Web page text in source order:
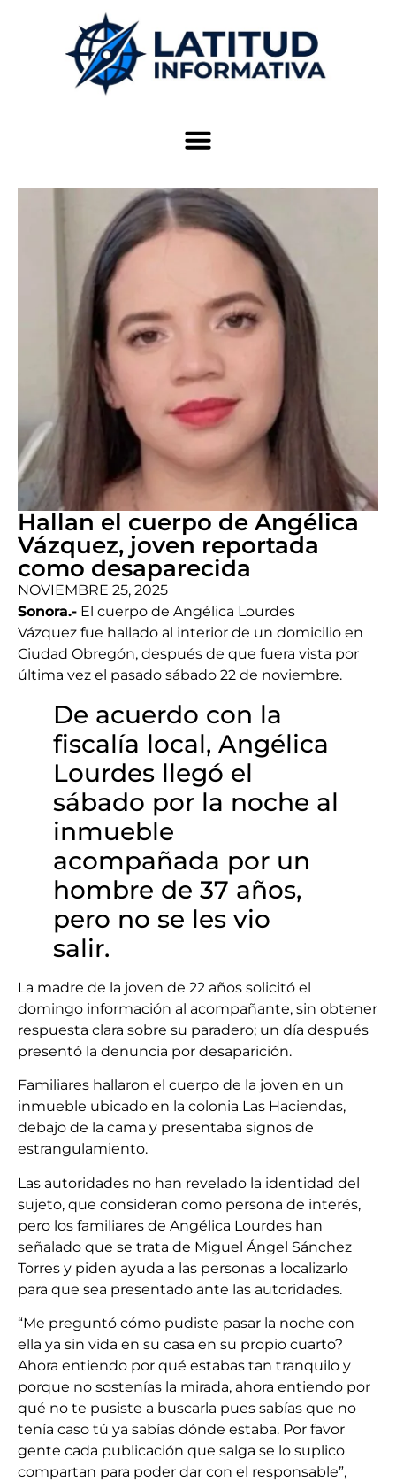
Hallan el cuerpo de Angélica
Vázquez, joven reportada
como desaparecida
NOVIEMBRE 25, 2025
Sonora.- El cuerpo de Angélica Lourdes
Vázquez fue hallado al interior de un domicilio en
Ciudad Obregón, después de que fuera vista por
última vez el pasado sábado 22 de noviembre.
De acuerdo con la
fiscalía local, Angélica
Lourdes llegó el
sábado por la noche al
inmueble
acompañada por un
hombre de 37 años,
pero no se les vio
salir.
La madre de la joven de 22 años solicitó el
domingo información al acompañante, sin obtener
respuesta clara sobre su paradero; un día después
presentó la denuncia por desaparición.
Familiares hallaron el cuerpo de la joven en un
inmueble ubicado en la colonia Las Haciendas,
debajo de la cama y presentaba signos de
estrangulamiento.
Las autoridades no han revelado la identidad del
sujeto, que consideran como persona de interés,
pero los familiares de Angélica Lourdes han
señalado que se trata de Miguel Ángel Sánchez
Torres y piden ayuda a las personas a localizarlo
para que sea presentado ante las autoridades.
“Me preguntó cómo pudiste pasar la noche con
ella ya sin vida en su casa en su propio cuarto?
Ahora entiendo por qué estabas tan tranquilo y
porque no sostenías la mirada, ahora entiendo por
qué no te pusiste a buscarla pues sabías que no
tenía caso tú ya sabías dónde estaba. Por favor
gente cada publicación que salga se lo suplico
compartan para poder dar con el responsable”,